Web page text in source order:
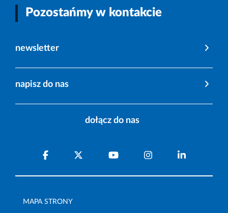
Pozostańmy w kontakcie
newsletter
napisz do nas
dołącz do nas
MAPA STRONY